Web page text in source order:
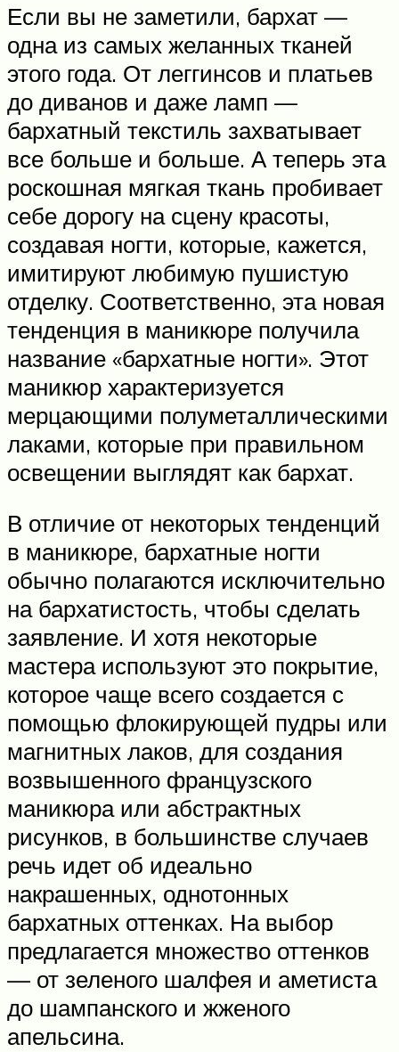
Если вы не заметили, бархат —
одна из самых желанных тканей
этого года. От леггинсов и платьев
до диванов и даже ламп —
бархатный текстиль захватывает
все больше и больше. А теперь эта
роскошная мягкая ткань пробивает
себе дорогу на сцену красоты,
создавая ногти, которые, кажется,
имитируют любимую пушистую
отделку. Соответственно, эта новая
тенденция в маникюре получила
название «бархатные ногти». Этот
маникюр характеризуется
мерцающими полуметаллическими
лаками, которые при правильном
освещении выглядят как бархат.
В отличие от некоторых тенденций
в маникюре, бархатные ногти
обычно полагаются исключительно
на бархатистость, чтобы сделать
заявление. И хотя некоторые
мастера используют это покрытие,
которое чаще всего создается с
помощью флокирующей пудры или
магнитных лаков, для создания
возвышенного французского
маникюра или абстрактных
рисунков, в большинстве случаев
речь идет об идеально
накрашенных, однотонных
бархатных оттенках. На выбор
предлагается множество оттенков
— от зеленого шалфея и аметиста
до шампанского и жженого
апельсина.